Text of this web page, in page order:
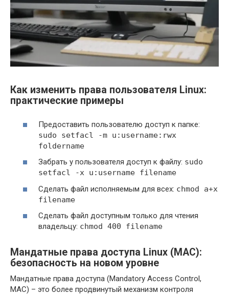
Как изменить права пользователя Linux:
практические примеры
Предоставить пользователю доступ к папке:
sudo setfacl -m u:username:rwx
foldername
Забрать у пользователя доступ к файлу: sudo
setfacl -x u:username filename
Сделать файл исполняемым для всех: chmod a+x
filename
Сделать файл доступным только для чтения
владельцу: chmod 400 filename
Мандатные права доступа Linux (MAC):
безопасность на новом уровне
Мандатные права доступа (Mandatory Access Control,
MAC) – это более продвинутый механизм контроля